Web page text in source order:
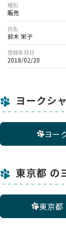
種別
販売
氏名
鈴木 栄子
登録年月日
2018/02/20
ヨークシ
ヨー
東京都 の
東京都